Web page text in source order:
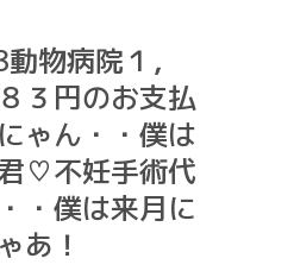
物病院１，
３円のお支払
ゃん・・僕は
♡不妊手術代
・僕は来月に
あ！